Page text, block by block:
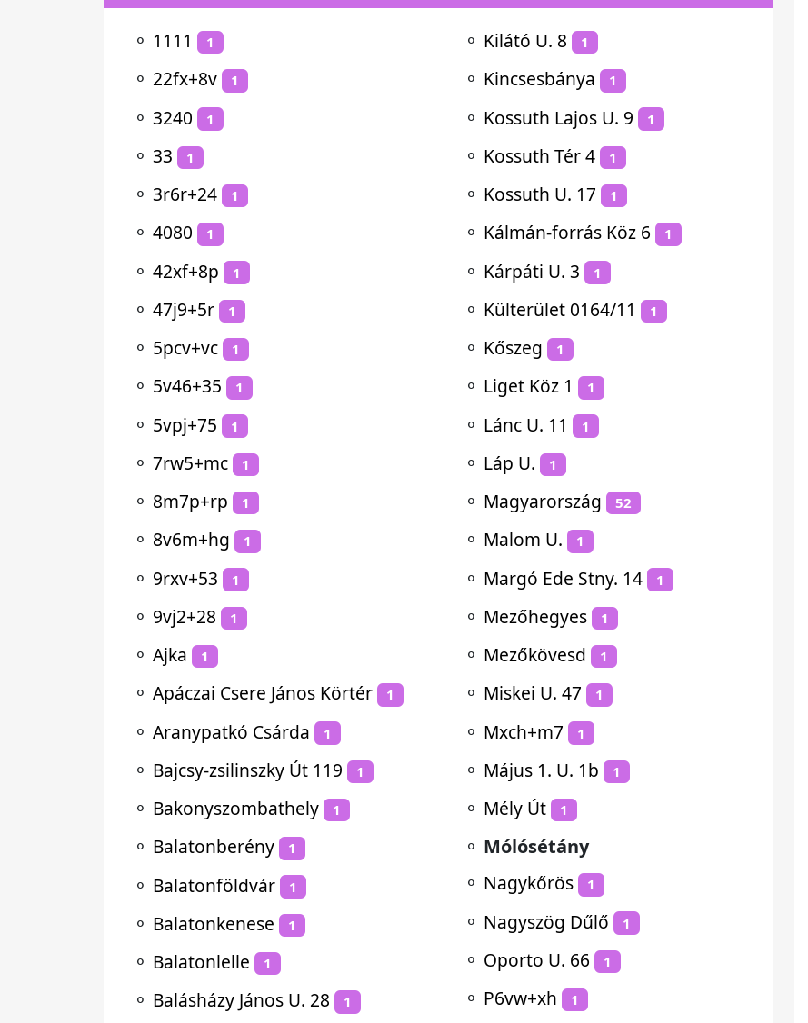
⚬ 1111 1
⚬ 22fx+8v 1
⚬ 3240 1
⚬ 33 1
⚬ 3r6r+24 1
⚬ 4080 1
⚬ 42xf+8p 1
⚬ 47j9+5r 1
⚬ 5pcv+vc 1
⚬ 5v46+35 1
⚬ 5vpj+75 1
⚬ 7rw5+mc 1
⚬ 8m7p+rp 1
⚬ 8v6m+hg 1
⚬ 9rxv+53 1
⚬ 9vj2+28 1
⚬ Ajka 1
⚬ Apáczai Csere János Körtér 1
⚬ Aranypatkó Csárda 1
⚬ Bajcsy-zsilinszky Út 119 1
⚬ Bakonyszombathely 1
⚬ Balatonberény 1
⚬ Balatonföldvár 1
⚬ Balatonkenese 1
⚬ Balatonlelle 1
⚬ Balásházy János U. 28 1
⚬ Kilátó U. 8 1
⚬ Kincsesbánya 1
⚬ Kossuth Lajos U. 9 1
⚬ Kossuth Tér 4 1
⚬ Kossuth U. 17 1
⚬ Kálmán-forrás Köz 6 1
⚬ Kárpáti U. 3 1
⚬ Külterület 0164/11 1
⚬ Kőszeg 1
⚬ Liget Köz 1 1
⚬ Lánc U. 11 1
⚬ Láp U. 1
⚬ Magyarország 52
⚬ Malom U. 1
⚬ Margó Ede Stny. 14 1
⚬ Mezőhegyes 1
⚬ Mezőkövesd 1
⚬ Miskei U. 47 1
⚬ Mxch+m7 1
⚬ Május 1. U. 1b 1
⚬ Mély Út 1
⚬ Mólósétány
⚬ Nagykőrös 1
⚬ Nagyszög Dűlő 1
⚬ Oporto U. 66 1
⚬ P6vw+xh 1